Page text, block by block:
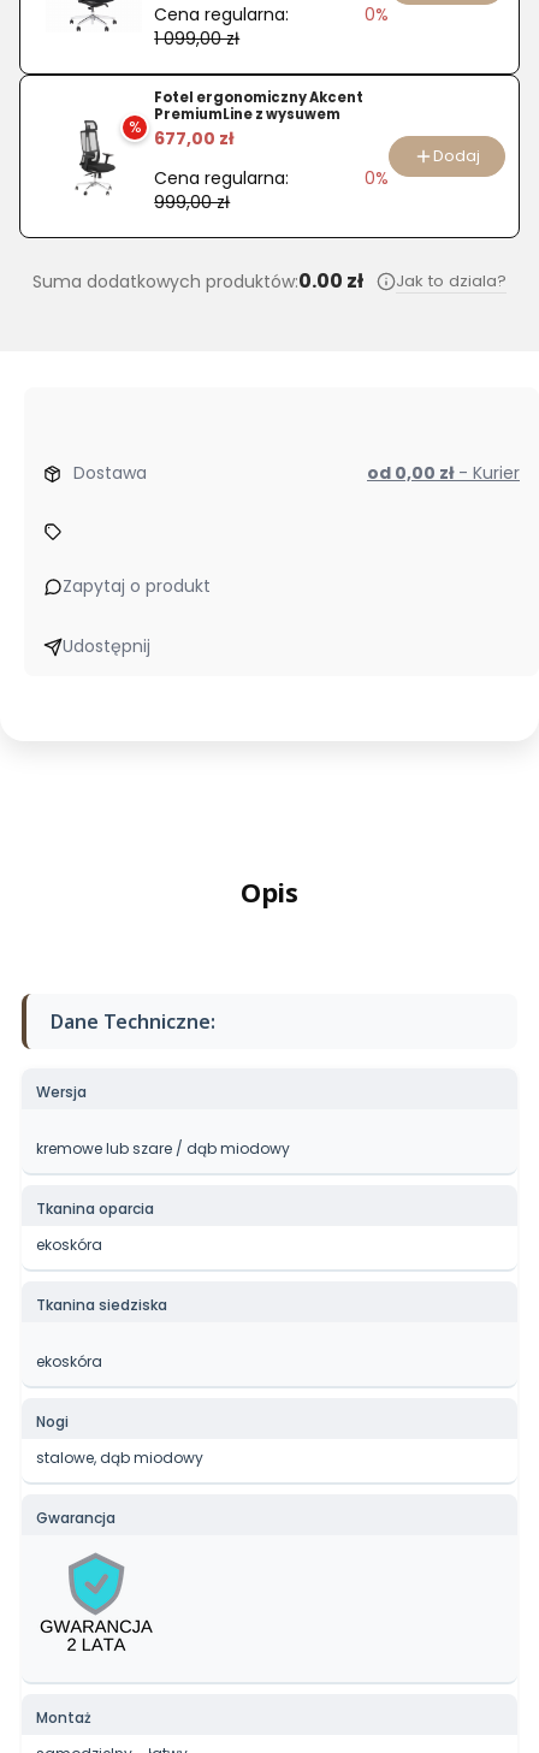
Cena regularna:
1 099,00 zł
0%
%
Fotel ergonomiczny Akcent
PremiumLine z wysuwem
677,00 zł
Cena regularna:
999,00 zł
0%
Dodaj
Suma dodatkowych produktów:0.00 zł Jak to dziala?
Dostawa od 0,00 zł - Kurier
Zapytaj o produkt
Udostępnij
Opis
Dane Techniczne:
Wersja
kremowe lub szare / dąb miodowy
Tkanina oparcia
ekoskóra
Tkanina siedziska
ekoskóra
Nogi
stalowe, dąb miodowy
Gwarancja
Montaż